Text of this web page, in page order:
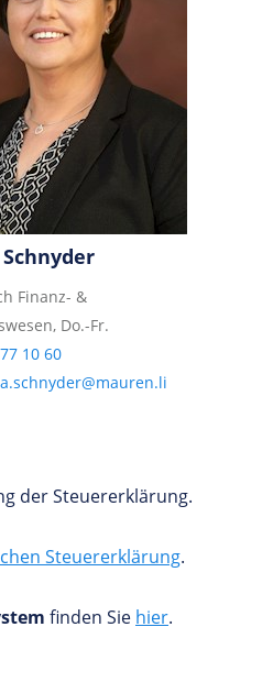
Finanz- &
Do.-Fr.
10 60
der Steuererklärung.
Steuererklärung.
finden Sie hier.